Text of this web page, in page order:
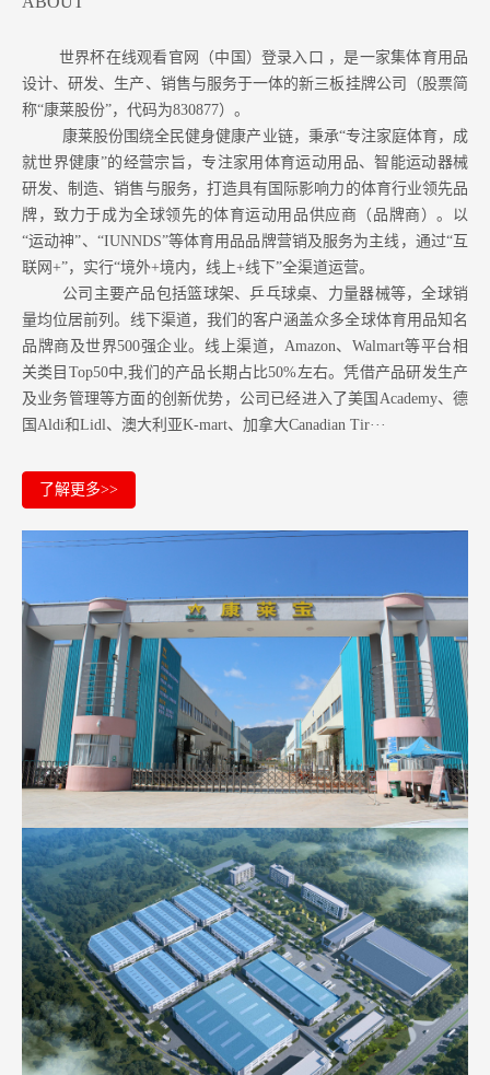
世界杯在线观看官网（中国）登录入口 ，是一家集体育用品
设计、研发、生产、销售与服务于一体的新三板挂牌公司（股票简
称“康莱股份”，代码为830877）。
康莱股份围绕全民健身健康产业链，秉承“专注家庭体育，成
就世界健康”的经营宗旨，专注家用体育运动用品、智能运动器械
研发、制造、销售与服务，打造具有国际影响力的体育行业领先品
牌，致力于成为全球领先的体育运动用品供应商（品牌商）。以
“运动神”、“IUNNDS”等体育用品品牌营销及服务为主线，通过“互
联网+”，实行“境外+境内，线上+线下”全渠道运营。
公司主要产品包括篮球架、乒乓球桌、力量器械等，全球销
量均位居前列。 线下渠道，我们的客户涵盖众多全球体育用品知名
品牌商及世界500强企业。 线上渠道，Amazon、Walmart等平台相
关类目Top50中,我们的产品长期占比50%左右。凭借产品研发生产
及业务管理等方面的创新优势，公司已经进入了美国Academy、德
国Aldi和Lidl、澳大利亚K-mart、加拿大Canadian Tir···
了解更多>>